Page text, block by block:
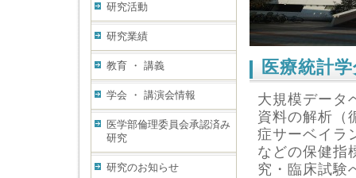
研究活動
研究業績
教育 ・ 講義
学会 ・ 講演会情報
医学部倫理委員会承認済み
研究
研究のお知らせ
医療統計
大規模データ
資料の解析（
症サーベイラ
などの保健指
究・臨床試験